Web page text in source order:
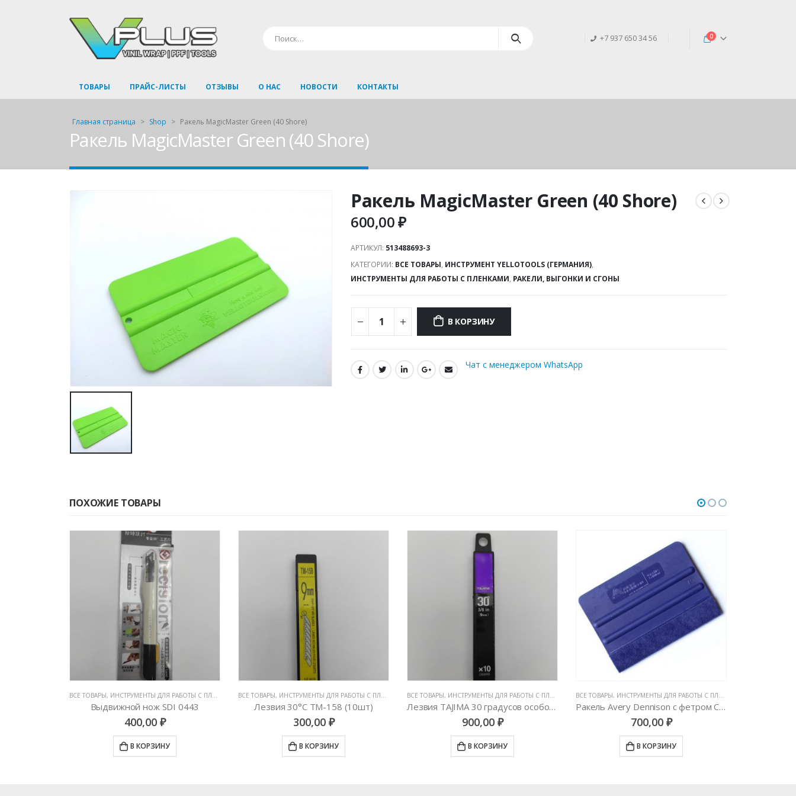
+7 937 650 34 56 0
ТОВАРЫ ПРАЙС-ЛИСТЫ ОТЗЫВЫ О НАС НОВОСТИ КОНТАКТЫ
Главная страница > Shop > Ракель MagicMaster Green (40 Shore)
Ракель MagicMaster Green (40 Shore)
Ракель MagicMaster Green (40 Shore)
600,00₽
АРТИКУЛ: 513488693-3
КАТЕГОРИИ: ВСЕ ТОВАРЫ, ИНСТРУМЕНТ YELLOTOOLS (ГЕРМАНИЯ),
ИНСТРУМЕНТЫ ДЛЯ РАБОТЫ С ПЛЕНКАМИ, РАКЕЛИ, ВЫГОНКИ И СГОНЫ
В КОРЗИНУ
Чат с менеджером WhatsApp
ПОХОЖИЕ ТОВАРЫ
,ИНСТРУМЕНТЫ ДЛЯ РАБОТЫ С ПЛЕНКАМИ
ВСЕ ТОВАРЫ, ИНСТРУМЕНТЫ ДЛЯ РАБОТЫ С ПЛЕНКАМИ ,НОЖИ И ЛЕЗВИЯ
Выдвижной нож SDI 0443
400,00 ₽
В КОРЗИНУ
ВСЕ ТОВАРЫ, ИНСТРУМЕНТЫ ДЛЯ РАБОТЫ С ПЛЕНКАМИ ,НОЖИ И ЛЕЗВИЯ
Лезвия 30°C TM-158 (10шт)
300,00 ₽
В КОРЗИНУ
ВСЕ ТОВАРЫ, ИНСТРУМЕНТЫ ДЛЯ РАБОТЫ С ПЛЕНКАМИ ,НОЖИ И ЛЕЗВИЯ
Лезвия TAJIMA 30 градусов особо острые, черные 10шт
900,00 ₽
В КОРЗИНУ
ВСЕ ТОВАРЫ, ИНСТРУМЕНТЫ ДЛЯ РАБОТЫ С ПЛЕНКАМИ
Ракель Avery Dennison с фетром Синий (Средней Жесткости)
700,00 ₽
В КОРЗИНУ